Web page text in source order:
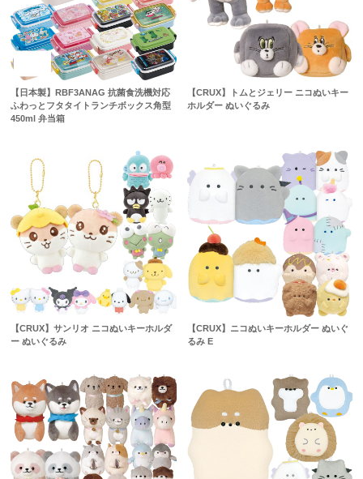
【日本製】RBF3ANAG 抗菌食洗機対応
ふわっとフタタイトランチボックス角型
450ml 弁当箱
【CRUX】トムとジェリー ニコぬいキー
ホルダー ぬいぐるみ
【CRUX】サンリオ ニコぬいキーホルダ
ー ぬいぐるみ
【CRUX】ニコぬいキーホルダー ぬいぐ
るみ E